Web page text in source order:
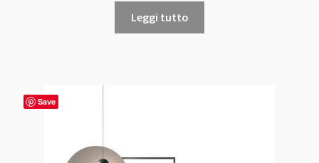
Leggi tutto
Save